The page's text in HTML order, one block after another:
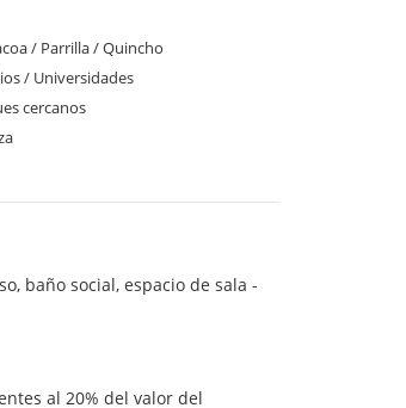
/ Parrilla / Quincho
/ Universidades
cercanos
baño social, espacio de sala -
al 20% del valor del